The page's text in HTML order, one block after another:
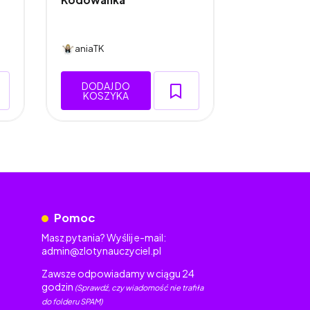
aniaTK
DODAJ DO
KOSZYKA
Pomoc
Masz pytania? Wyślij e-mail:
admin@zlotynauczyciel.pl
Zawsze odpowiadamy w ciągu 24
godzin (Sprawdź, czy wiadomość nie trafiła
do folderu SPAM)